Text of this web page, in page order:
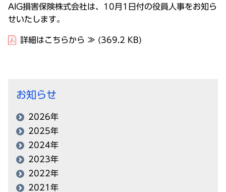
AIG損害保険株式会社は、10月1日付の役員人事をお知ら
せいたします。
詳細はこちらから ≫ (369.2 KB)
お知らせ
2026年
2025年
2024年
2023年
2022年
2021年